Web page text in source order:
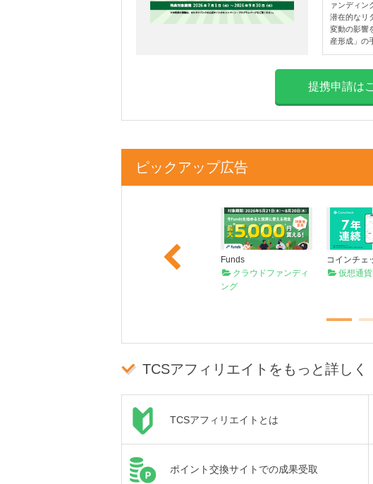
ァンディン
潜在的なリ
変動の影響
産形成」の
提携申請は
ピックアップ広告
Previous
Funds
クラウドファンディ
ング
コインチェ
仮想通貨
TCSアフィリエイトをもっと詳しく
TCSアフィリエイトとは
ポイント交換サイトでの成果受取